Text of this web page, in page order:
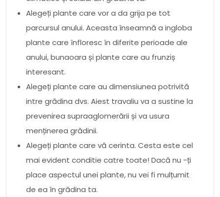
Alegeți plante care vor a da grija pe tot
parcursul anului. Aceasta înseamnă a ingloba
plante care înfloresc în diferite perioade ale
anului, bunaoara și plante care au frunziș
interesant.
Alegeți plante care au dimensiunea potrivită
intre grădina dvs. Aiest travaliu va a sustine la
prevenirea supraaglomerării și va usura
menținerea grădinii.
Alegeți plante care vă cerinta. Cesta este cel
mai evident conditie catre toate! Dacă nu -ți
place aspectul unei plante, nu vei fi mulțumit
de ea în grădina ta.